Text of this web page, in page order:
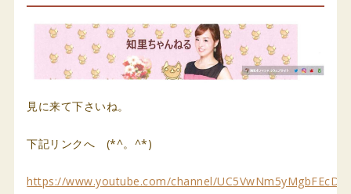
見に来て下さいね。
下記リンクへ (*^。^*)
https://www.youtube.com/channel/